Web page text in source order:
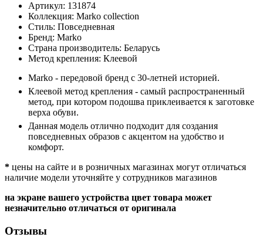
Артикул: 131874
Коллекция: Marko collection
Стиль: Повседневная
Бренд: Marko
Страна производитель: Беларусь
Метод крепления: Клеевой
Marko - передовой бренд с 30-летней историей.
Клеевой метод крепления - самый распространенный
метод, при котором подошва приклеивается к заготовке
верха обуви.
Данная модель отлично подходит для создания
повседневных образов с акцентом на удобство и
комфорт.
* цены на сайте и в розничных магазинах могут отличаться
наличие модели уточняйте у сотрудников магазинов
на экране вашего устройства цвет товара может
незначительно отличаться от оригинала
Отзывы